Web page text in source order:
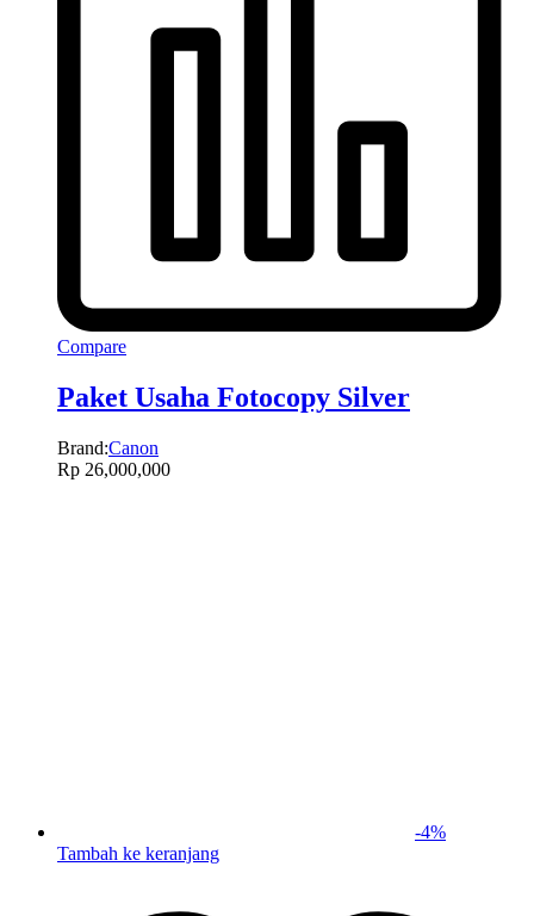
Compare
Paket Usaha Fotocopy Silver
Brand:Canon
Rp 26,000,000
-4%
Tambah ke keranjang